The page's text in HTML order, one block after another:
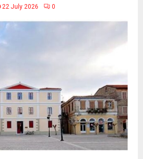
22 July 2026 0